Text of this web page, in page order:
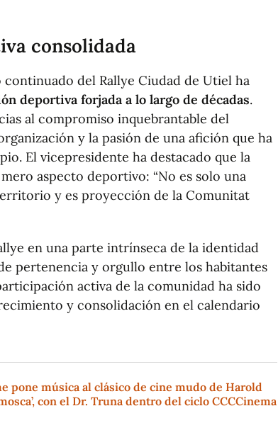
consolidada
del Rallye Ciudad de Utiel ha
deportiva forjada a lo largo de décadas.
al compromiso inquebrantable del
y la pasión de una afición que ha
El vicepresidente ha destacado que la
aspecto deportivo: “No es solo una
y es proyección de la Comunitat
en una parte intrínseca de la identidad
pertenencia y orgullo entre los habitantes
activa de la comunidad ha sido
y consolidación en el calendario
pone música al clásico de cine mudo de Harold
con el Dr. Truna dentro del ciclo CCCCinema